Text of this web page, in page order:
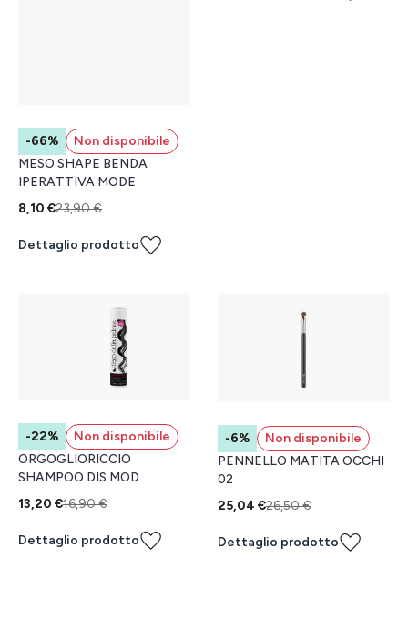
-66%
Non disponibile
MESO SHAPE BENDA
IPERATTIVA MODE
8,10 €23,90 €
Dettaglio prodotto
-22%
Non disponibile
ORGOGLIORICCIO
SHAMPOO DIS MOD
13,20 €16,90 €
Dettaglio prodotto
-6%
Non disponibile
PENNELLO MATITA OCCHI
02
25,04 €26,50 €
Dettaglio prodotto